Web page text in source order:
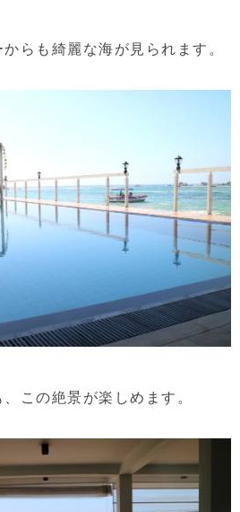
らも綺麗な海が見られます。
この絶景が楽しめます。